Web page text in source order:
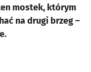
mostek, którym
na drugi brzeg –